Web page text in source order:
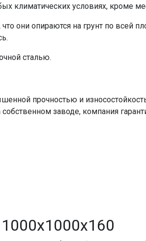
климатических условиях, кроме
они опираются на грунт по всей
сталью.
прочностью и
заводе, компания